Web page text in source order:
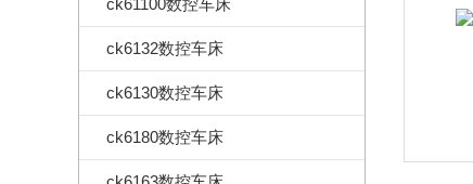
ck61100数控车床
ck6132数控车床
ck6130数控车床
ck6180数控车床